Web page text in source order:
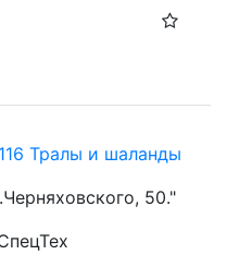
Тралы и шаланды
50."